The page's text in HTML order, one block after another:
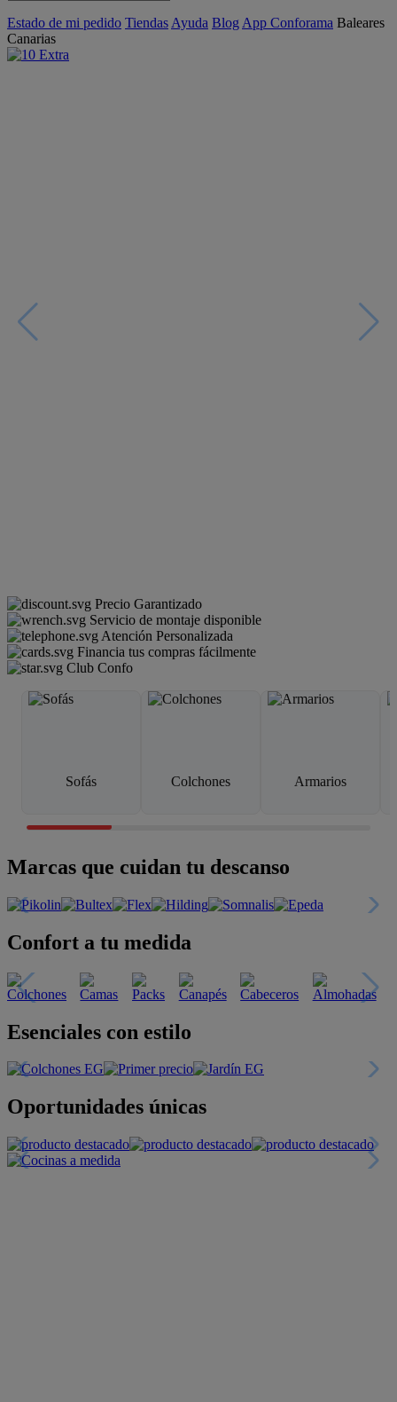
Estado de mi pedido Tiendas Ayuda Blog App Conforama Baleares
Canarias
Precio Garantizado
Servicio de montaje disponible
Atención Personalizada
Financia tus compras fácilmente
Club Confo
Sofás Colchones Armarios
Marcas que cuidan tu descanso
Confort a tu medida
Esenciales con estilo
Oportunidades únicas